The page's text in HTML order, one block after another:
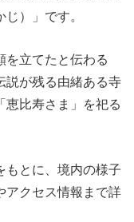
）」です。
を立てたと伝わる
説が残る由緒ある寺
恵比寿さま」を祀る
もとに、境内の様子
アクセス情報まで詳